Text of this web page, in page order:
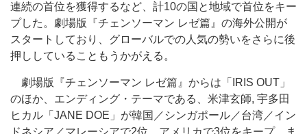
連続の首位を獲得するなど、計10の国と地域で首位をキー
プした。劇場版『チェンソーマン レゼ篇』の海外公開が
スタートしており、グローバルでの人気の勢いをさらに後
押ししていることもうかがえる。
劇場版『チェンソーマン レゼ篇』からは「IRIS OUT」
のほか、エンディング・テーマである、米津玄師, 宇多田
ヒカル「JANE DOE」が韓国／シンガポール／台湾／イン
ドネシア／マレーシアで2位、アメリカで3位をキープ。ま